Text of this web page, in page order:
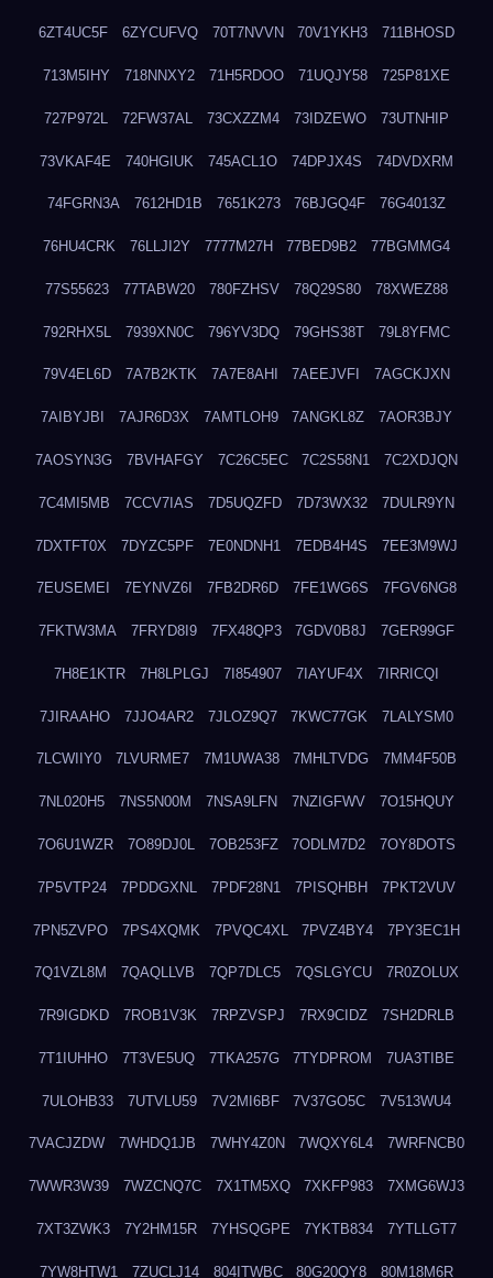
6ZT4UC5F 6ZYCUFVQ 70T7NVVN 70V1YKH3 711BHOSD
713M5IHY 718NNXY2 71H5RDOO 71UQJY58 725P81XE
727P972L 72FW37AL 73CXZZM4 73IDZEWO 73UTNHIP
73VKAF4E 740HGIUK 745ACL1O 74DPJX4S 74DVDXRM
74FGRN3A 7612HD1B 7651K273 76BJGQ4F 76G4013Z
76HU4CRK 76LLJI2Y 7777M27H 77BED9B2 77BGMMG4
77S55623 77TABW20 780FZHSV 78Q29S80 78XWEZ88
792RHX5L 7939XN0C 796YV3DQ 79GHS38T 79L8YFMC
79V4EL6D 7A7B2KTK 7A7E8AHI 7AEEJVFI 7AGCKJXN
7AIBYJBI 7AJR6D3X 7AMTLOH9 7ANGKL8Z 7AOR3BJY
7AOSYN3G 7BVHAFGY 7C26C5EC 7C2S58N1 7C2XDJQN
7C4MI5MB 7CCV7IAS 7D5UQZFD 7D73WX32 7DULR9YN
7DXTFT0X 7DYZC5PF 7E0NDNH1 7EDB4H4S 7EE3M9WJ
7EUSEMEI 7EYNVZ6I 7FB2DR6D 7FE1WG6S 7FGV6NG8
7FKTW3MA 7FRYD8I9 7FX48QP3 7GDV0B8J 7GER99GF
7H8E1KTR 7H8LPLGJ 7I854907 7IAYUF4X 7IRRICQI
7JIRAAHO 7JJO4AR2 7JLOZ9Q7 7KWC77GK 7LALYSM0
7LCWIIY0 7LVURME7 7M1UWA38 7MHLTVDG 7MM4F50B
7NL020H5 7NS5N00M 7NSA9LFN 7NZIGFWV 7O15HQUY
7O6U1WZR 7O89DJ0L 7OB253FZ 7ODLM7D2 7OY8DOTS
7P5VTP24 7PDDGXNL 7PDF28N1 7PISQHBH 7PKT2VUV
7PN5ZVPO 7PS4XQMK 7PVQC4XL 7PVZ4BY4 7PY3EC1H
7Q1VZL8M 7QAQLLVB 7QP7DLC5 7QSLGYCU 7R0ZOLUX
7R9IGDKD 7ROB1V3K 7RPZVSPJ 7RX9CIDZ 7SH2DRLB
7T1IUHHO 7T3VE5UQ 7TKA257G 7TYDPROM 7UA3TIBE
7ULOHB33 7UTVLU59 7V2MI6BF 7V37GO5C 7V513WU4
7VACJZDW 7WHDQ1JB 7WHY4Z0N 7WQXY6L4 7WRFNCB0
7WWR3W39 7WZCNQ7C 7X1TM5XQ 7XKFP983 7XMG6WJ3
7XT3ZWK3 7Y2HM15R 7YHSQGPE 7YKTB834 7YTLLGT7
7YW8HTW1 7ZUCLJ14 804ITWBC 80G20QY8 80M18M6R